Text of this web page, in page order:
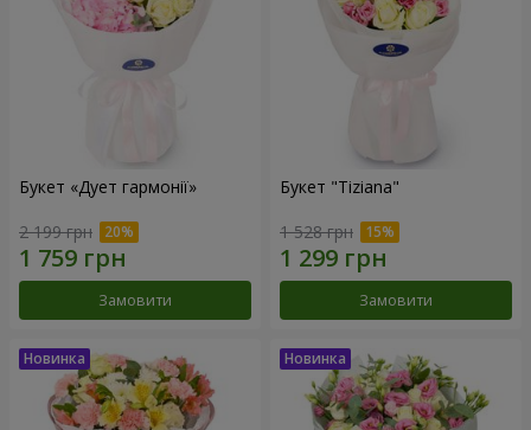
Букет «Дует гармонії»
2 199 грн
Замовити
Букет "Tiziana"
1 528 грн
Замовити